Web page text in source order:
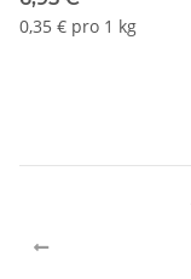
GIPS BONDER 20Kg
0,35 € pro 1 kg